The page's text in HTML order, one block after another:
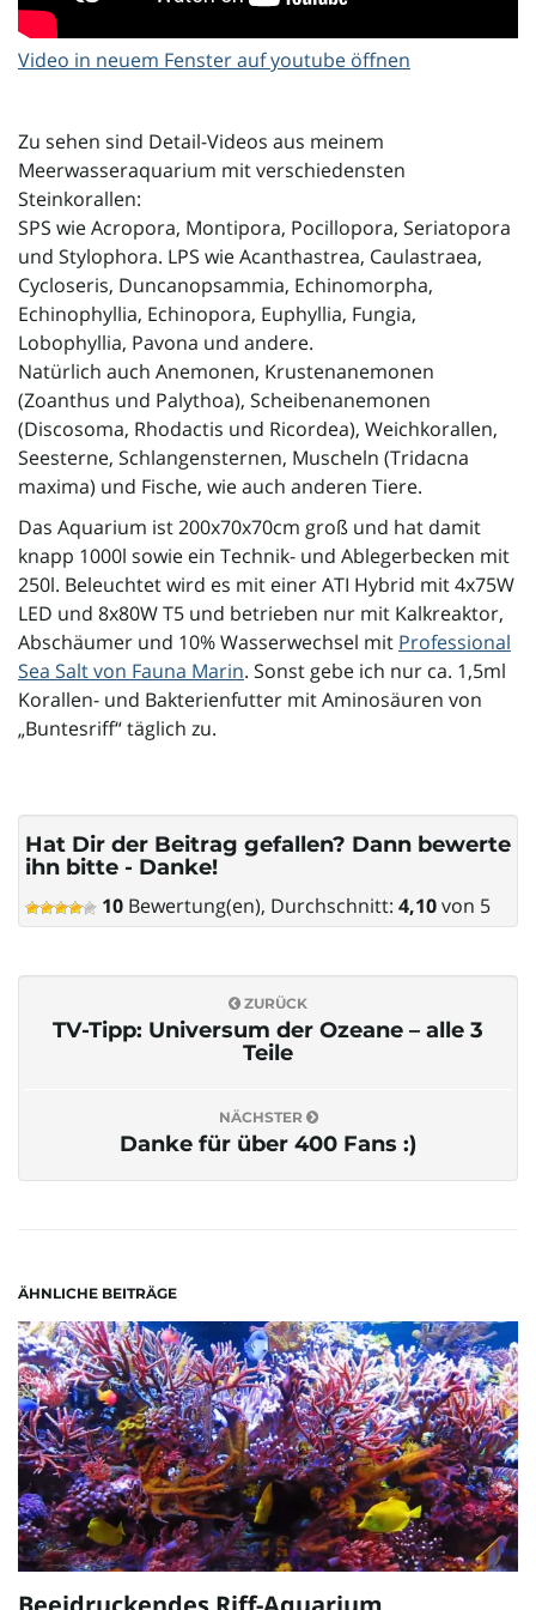
Video in neuem Fenster auf youtube öffnen
Zu sehen sind Detail-Videos aus meinem
Meerwasseraquarium mit verschiedensten
Steinkorallen:
SPS wie Acropora, Montipora, Pocillopora, Seriatopora
und Stylophora. LPS wie Acanthastrea, Caulastraea,
Cycloseris, Duncanopsammia, Echinomorpha,
Echinophyllia, Echinopora, Euphyllia, Fungia,
Lobophyllia, Pavona und andere.
Natürlich auch Anemonen, Krustenanemonen
(Zoanthus und Palythoa), Scheibenanemonen
(Discosoma, Rhodactis und Ricordea), Weichkorallen,
Seesterne, Schlangensternen, Muscheln (Tridacna
maxima) und Fische, wie auch anderen Tiere.
Das Aquarium ist 200x70x70cm groß und hat damit
knapp 1000l sowie ein Technik- und Ablegerbecken mit
250l. Beleuchtet wird es mit einer ATI Hybrid mit 4x75W
LED und 8x80W T5 und betrieben nur mit Kalkreaktor,
Abschäumer und 10% Wasserwechsel mit Professional
Sea Salt von Fauna Marin. Sonst gebe ich nur ca. 1,5ml
Korallen- und Bakterienfutter mit Aminosäuren von
„Buntesriff“ täglich zu.
Hat Dir der Beitrag gefallen? Dann bewerte
ihn bitte - Danke!
10 Bewertung(en), Durchschnitt: 4,10von 5
ZURÜCK
TV-Tipp: Universum der Ozeane – alle 3
Teile
NÄCHSTER
Danke für über 400 Fans :)
ÄHNLICHE BEITRÄGE